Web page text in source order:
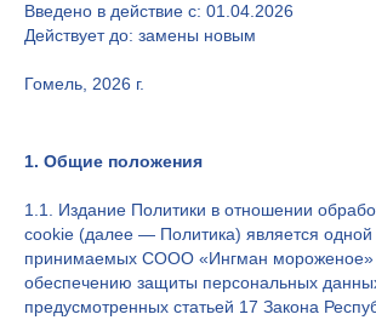
Введено в действие с: 01.04.2026
Действует до: замены новым
Гомель, 2026 г.
1. Общие положения
1.1. Издание Политики в отношении
cookie (далее — Политика) является одной
принимаемых СООО «Ингман
обеспечению защиты персональных
предусмотренных статьей 17 Закона